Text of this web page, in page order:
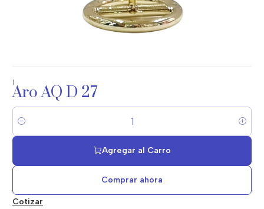
|
Aro AQ D 27
Cantidad
Agregar al Carro
Comprar ahora
Cotizar